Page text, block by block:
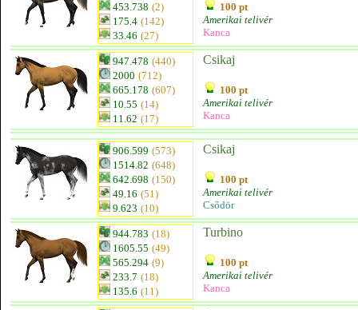
453.738 (2)
175.4 (142)
33.46 (27)
100 pt
Amerikai telivér
Kanca
947.478 (440)
2000 (712)
665.178 (607)
10.55 (14)
11.62 (17)
Csikaj
100 pt
Amerikai telivér
Kanca
906.599 (573)
1514.82 (648)
642.698 (150)
49.16 (51)
9.623 (10)
Csikaj
100 pt
Amerikai telivér
Csődör
944.783 (18)
1605.55 (49)
565.294 (9)
233.7 (18)
135.6 (11)
Turbino
100 pt
Amerikai telivér
Kanca